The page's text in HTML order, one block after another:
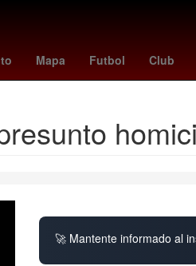
Mapa Futbol Club
Derecho Aguascalientes
🚀 Mantente informado al